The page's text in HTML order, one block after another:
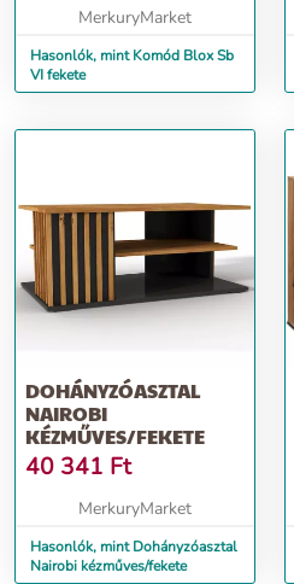
MerkuryMarket
Hasonlók, mint Komód Blox Sb
VI fekete
DOHÁNYZÓASZTAL
NAIROBI
KÉZMŰVES/FEKETE
40 341 Ft
MerkuryMarket
Hasonlók, mint Dohányzóasztal
Nairobi kézműves/fekete